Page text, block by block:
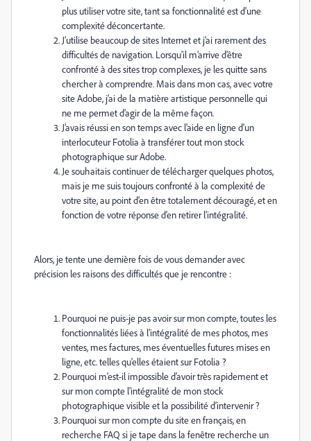
plus utiliser votre site, tant sa fonctionnalité est d’une
complexité déconcertante.
J’utilise beaucoup de sites Internet et j’ai rarement des
difficultés de navigation. Lorsqu’il m’arrive d’être
confronté à des sites trop complexes, je les quitte sans
chercher à comprendre. Mais dans mon cas, avec votre
site Adobe, j’ai de la matière artistique personnelle qui
ne me permet d’agir de la même façon.
J’avais réussi en son temps avec l’aide en ligne d’un
interlocuteur Fotolia à transférer tout mon stock
photographique sur Adobe.
Je souhaitais continuer de télécharger quelques photos,
mais je me suis toujours confronté à la complexité de
votre site, au point d’en être totalement découragé, et en
fonction de votre réponse d’en retirer l’intégralité.
Alors, je tente une dernière fois de vous demander avec
précision les raisons des difficultés que je rencontre :
Pourquoi ne puis-je pas avoir sur mon compte, toutes les
fonctionnalités liées à l’intégralité de mes photos, mes
ventes, mes factures, mes éventuelles futures mises en
ligne, etc. telles qu’elles étaient sur Fotolia ?
Pourquoi m’est-il impossible d’avoir très rapidement et
sur mon compte l’intégralité de mon stock
photographique visible et la possibilité d’intervenir ?
Pourquoi sur mon compte du site en français, en
recherche FAQ si je tape dans la fenêtre recherche un